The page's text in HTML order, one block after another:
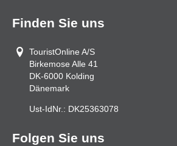
Finden Sie uns
TouristOnline A/S
Birkemose Alle 41
DK-6000 Kolding
Dänemark
Ust-IdNr.: DK25363078
Folgen Sie uns